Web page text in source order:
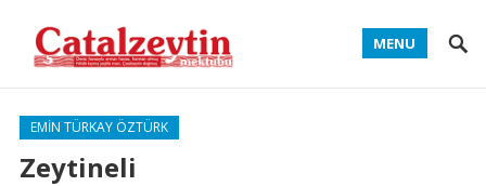
MENU
EMIN TÜRKAY ÖZTÜRK
Zeytineli